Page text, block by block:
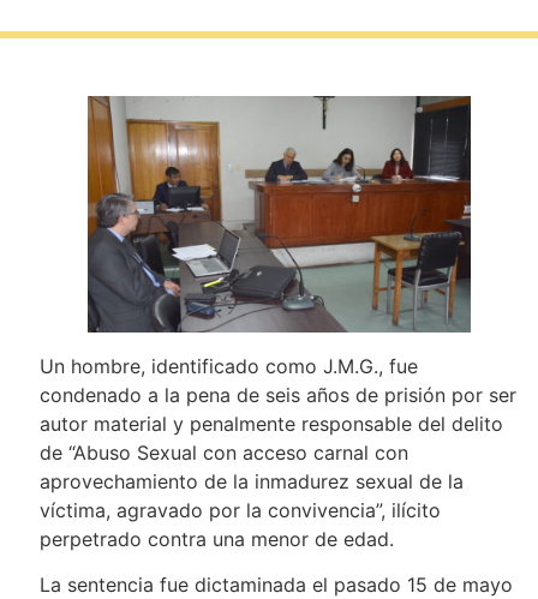
Un hombre, identificado como J.M.G., fue
condenado a la pena de seis años de prisión por ser
autor material y penalmente responsable del delito
de “Abuso Sexual con acceso carnal con
aprovechamiento de la inmadurez sexual de la
víctima, agravado por la convivencia”, ilícito
perpetrado contra una menor de edad.
La sentencia fue dictaminada el pasado 15 de mayo